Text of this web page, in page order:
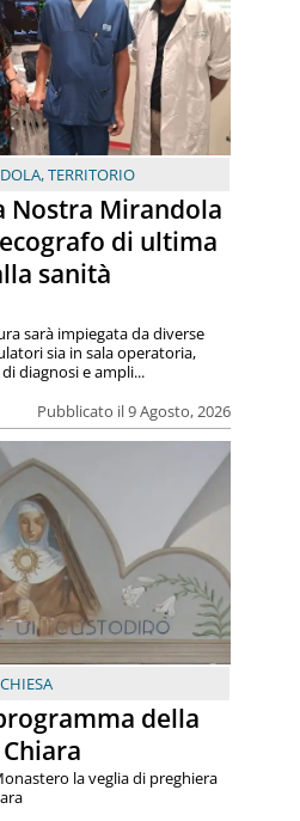
,TERRITORIO
Nostra Mirandola
di ultima
sanità
Pubblicato il 9 Agosto, 2026
sarà impiegata da diverse
sia in sala operatoria,
diagnosi e ampli...
CHIESA
della
la veglia di preghiera